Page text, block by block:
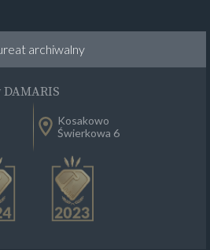
archiwalny
Kosakowo
Świerkowa 6